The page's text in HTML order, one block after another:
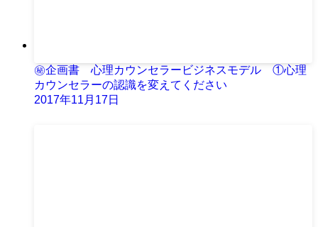
㊙企画書 心理カウンセラービジネスモデル ①心理
カウンセラーの認識を変えてください
2017年11月17日